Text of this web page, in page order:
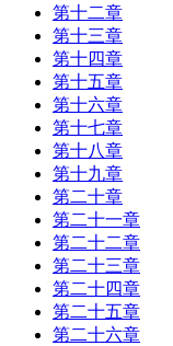
第十二章
第十三章
第十四章
第十五章
第十六章
第十七章
第十八章
第十九章
第二十章
第二十一章
第二十二章
第二十三章
第二十四章
第二十五章
第二十六章